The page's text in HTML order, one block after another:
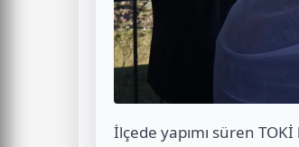
İlçede yapımı süren